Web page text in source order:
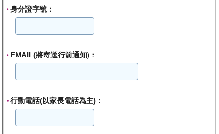
* 身分證字號：
* EMAIL(將寄送行前通知)：
* 行動電話(以家長電話為主)：